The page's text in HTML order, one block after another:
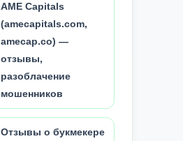
AME Capitals
(amecapitals.com,
amecap.co) —
отзывы,
разоблачение
мошенников
Отзывы о букмекере